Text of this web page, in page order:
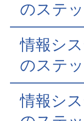
のステッ
情報シ
のステッ
情報シ